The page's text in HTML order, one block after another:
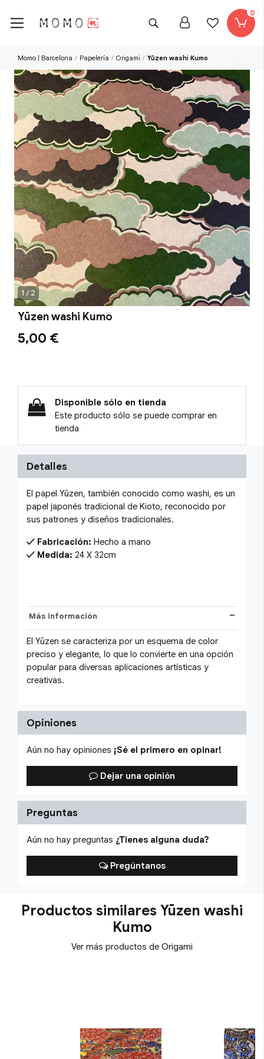
0
Momo | Barcelona Papelería Origami Yūzen washi Kumo
1 / 2
Yūzen washi Kumo
5,00 €
Disponible sólo en tienda
Este producto sólo se puede comprar en
tienda
Detalles
El papel Yūzen, también conocido como washi, es un
papel japonés tradicional de Kioto, reconocido por
sus patrones y diseños tradicionales.
Fabricación: Hecho a mano
Medida: 24 X 32cm
Más información
El Yūzen se caracteriza por un esquema de color
preciso y elegante, lo que lo convierte en una opción
popular para diversas aplicaciones artísticas y
creativas.
Opiniones
Aún no hay opiniones ¡Sé el primero en opinar!
Dejar una opinión
Preguntas
Aún no hay preguntas ¿Tienes alguna duda?
Pregúntanos
Productos similares Yūzen washi
Kumo
Ver más productos de Origami